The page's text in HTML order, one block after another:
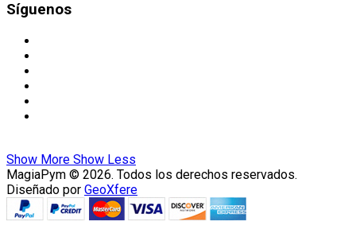
Síguenos
Show More Show Less
MagiaPym © 2026. Todos los derechos reservados.
Diseñado por GeoXfere